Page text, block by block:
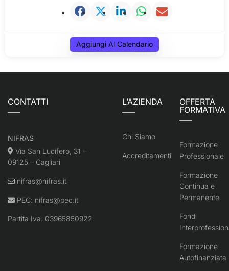
Aggiungi Al Calendario
CONTATTI
NIFRAS
Via San Lucifero, 31 –
09125 – Cagliari
nifras@nifras.it
PEC: nifras@pec.it
Partita Iva: 03965850922
L’AZIENDA
Chi Siamo
Accreditamenti
OFFERTA
FORMATIVA
Formazione
Professionale
Formazione
Continua e
Permanente
Fondi
Formazione
Autofinanziata